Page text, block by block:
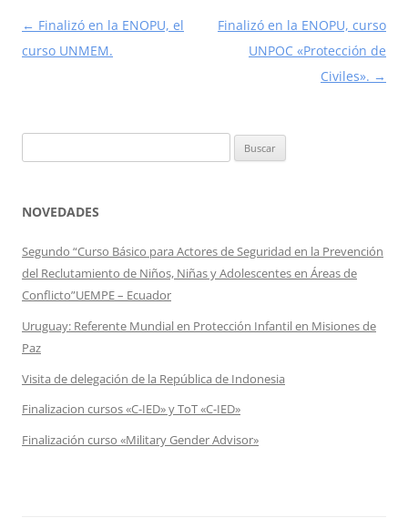
Navegación
de
← Finalizó en la ENOPU, el
curso UNMEM.
Finalizó en la ENOPU, curso
UNPOC «Protección de
Civiles». →
NOVEDADES
Segundo “Curso Básico para Actores de Seguridad en la Prevención
del Reclutamiento de Niños, Niñas y Adolescentes en Áreas de
Conflicto”UEMPE – Ecuador
Uruguay: Referente Mundial en Protección Infantil en Misiones de
Paz
Visita de delegación de la República de Indonesia
Finalizacion cursos «C-IED» y ToT «C-IED»
Finalización curso «Military Gender Advisor»